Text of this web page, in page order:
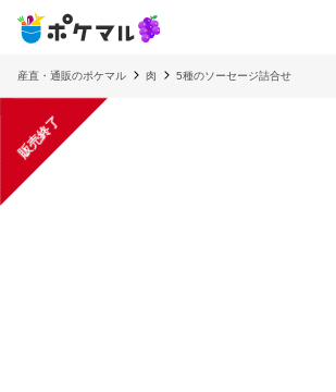
産直・通販のポケマル 肉 5種のソーセージ詰合せ
販売終了